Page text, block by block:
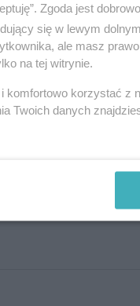
NASTĘPNY
o emocjach i
Zgoda jest
się w lewym
ale masz
na tej witrynie.
komfortowo korzystać z
Twoich danych